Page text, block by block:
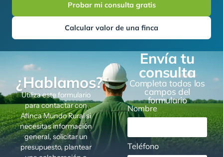
Probar mi consulta gratis
Calcular valor de una finca
¿Hablamos?
Utiliza este formulario
para contactar con
Afinca Mundo Rural si
necesitas información
general, solicitar un
presupuesto, plantear
Envía tu
consulta
Completa todos los
campos del
formulario
Nombre
Teléfono